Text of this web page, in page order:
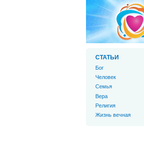
СТАТЬИ
Бог
Человек
Cемья
Вера
Религия
Жизнь вечная